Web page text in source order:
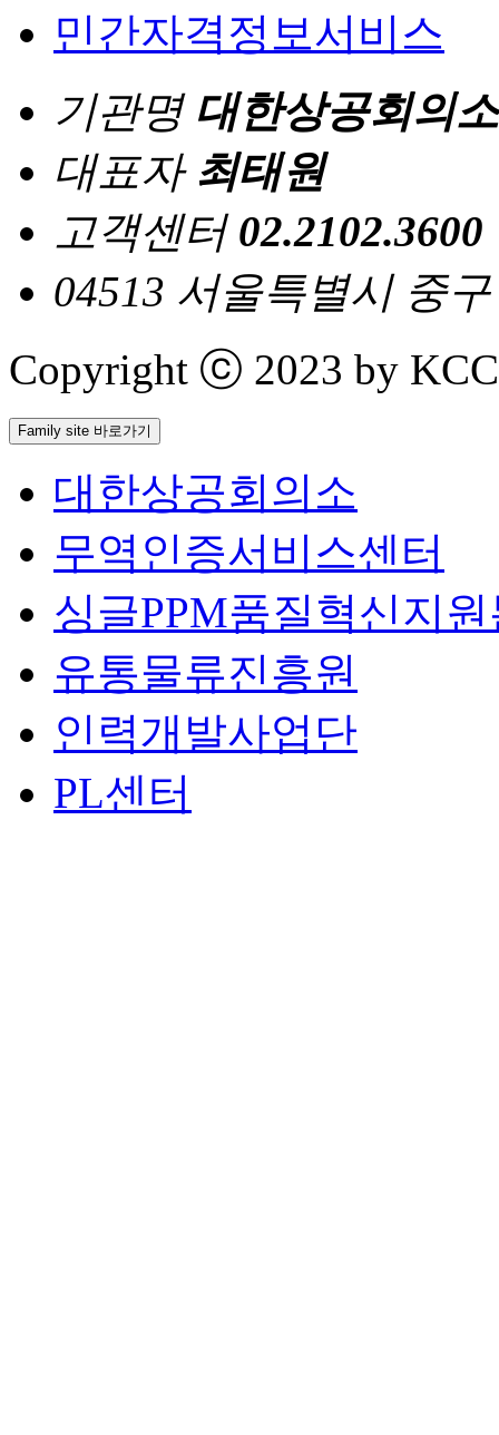
민간자격정보서비스
기관명 대한상공회의소
대표자 최태원
고객센터 02.2102.3600
04513 서울특별시 중
Copyright ⓒ 2023 by
Family site 바로가기
대한상공회의소
무역인증서비스센터
싱글PPM품질혁신지
유통물류진흥원
인력개발사업단
PL센터